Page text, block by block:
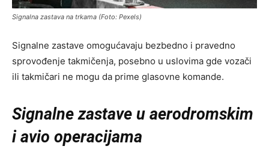
Signalna zastava na trkama (Foto: Pexels)
Signalne zastave omogućavaju bezbedno i pravedno
sprovođenje takmičenja, posebno u uslovima gde vozači
ili takmičari ne mogu da prime glasovne komande.
Signalne zastave u aerodromskim
i avio operacijama